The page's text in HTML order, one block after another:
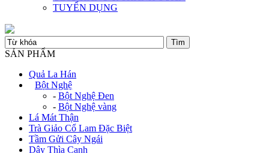
TUYỂN DỤNG
SẢN PHẨM
Quả La Hán
Bột Nghệ
- Bột Nghệ Đen
- Bột Nghệ vàng
Lá Mát Thận
Trà Giảo Cổ Lam Đặc Biệt
Tầm Gửi Cây Ngái
Dây Thìa Canh